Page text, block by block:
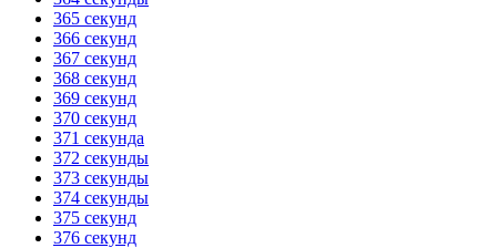
365 секунд
366 секунд
367 секунд
368 секунд
369 секунд
370 секунд
371 секунда
372 секунды
373 секунды
374 секунды
375 секунд
376 секунд